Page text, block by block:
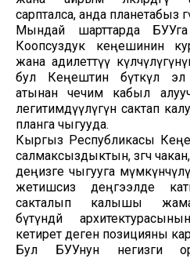
сарпталса, анда планетабыз
Мындай шарттарда БУУга
Коопсуздук кеңешинин
жана адилеттүү
бул Кеңештин бүткүл эл
атынан чечим кабыл
легитимдүүлүгүн сактап
планга чыгууда.
Кыргыз Республикасы
салмаксыздыктын, өзгөчө
деңизге чыгууга
жетишсиз деңгээлде
сакталып калышы
бүтүндөй
кетирет деген позицияны
Бул БУУнун негизги